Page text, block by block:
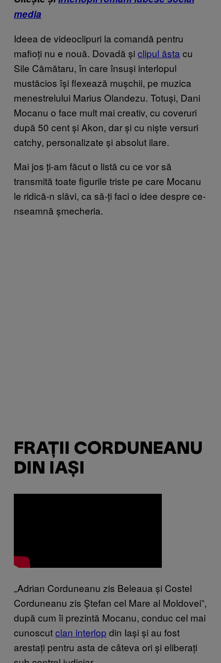
media
Ideea de videoclipuri la comandă pentru
mafioți nu e nouă. Dovadă și clipul ăsta cu
Sile Cămătaru, în care însuși interlopul
mustăcios își flexează mușchii, pe muzica
menestrelului Marius Olandezu. Totuși, Dani
Mocanu o face mult mai creativ, cu coveruri
după 50 cent și Akon, dar și cu niște versuri
catchy, personalizate și absolut ilare.
Mai jos ți-am făcut o listă cu ce vor să
transmită toate figurile triste pe care Mocanu
le ridică-n slăvi, ca să-ți faci o idee despre ce-
nseamnă șmecheria.
FRAȚII CORDUNEANU
DIN IAȘI
„Adrian Corduneanu zis Beleaua și Costel
Corduneanu zis Ștefan cel Mare al Moldovei”,
după cum îi prezintă Mocanu, conduc cel mai
cunoscutclan interlop din Iași și au fost
arestați pentru asta de câteva ori și eliberați